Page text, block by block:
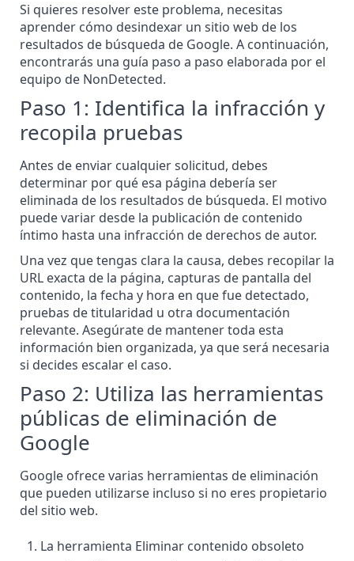
Si quieres resolver este problema, necesitas
aprender cómo desindexar un sitio web de los
resultados de búsqueda de Google. A continuación,
encontrarás una guía paso a paso elaborada por el
equipo de NonDetected.
Paso 1: Identifica la infracción y
recopila pruebas
Antes de enviar cualquier solicitud, debes
determinar por qué esa página debería ser
eliminada de los resultados de búsqueda. El motivo
puede variar desde la publicación de contenido
íntimo hasta una infracción de derechos de autor.
Una vez que tengas clara la causa, debes recopilar la
URL exacta de la página, capturas de pantalla del
contenido, la fecha y hora en que fue detectado,
pruebas de titularidad u otra documentación
relevante. Asegúrate de mantener toda esta
información bien organizada, ya que será necesaria
si decides escalar el caso.
Paso 2: Utiliza las herramientas
públicas de eliminación de
Google
Google ofrece varias herramientas de eliminación
que pueden utilizarse incluso si no eres propietario
del sitio web.
La herramienta Eliminar contenido obsoleto